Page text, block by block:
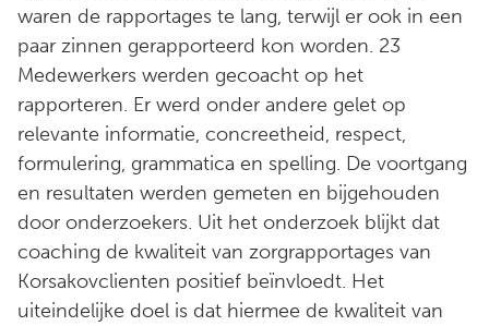
waren de rapportages te lang, terwijl er ook in een
paar zinnen gerapporteerd kon worden. 23
Medewerkers werden gecoacht op het
rapporteren. Er werd onder andere gelet op
relevante informatie, concreetheid, respect,
formulering, grammatica en spelling. De voortgang
en resultaten werden gemeten en bijgehouden
door onderzoekers. Uit het onderzoek blijkt dat
coaching de kwaliteit van zorgrapportages van
Korsakovclienten positief beïnvloedt. Het
uiteindelijke doel is dat hiermee de kwaliteit van